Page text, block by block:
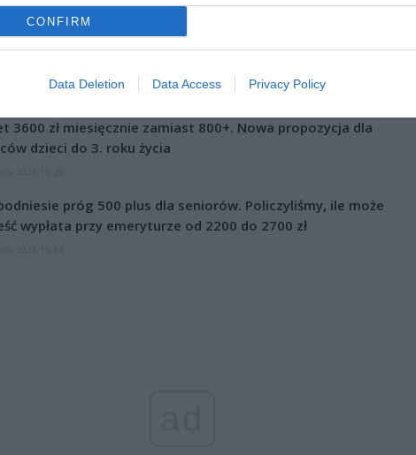
CONFIRM
Data Deletion Data Access Privacy Policy
/ Warszawa w
Pigułce
Fot. Łukasz / Warszawa w
Fot. Łukasz / Warszawa w
kierunku Bielan był zablokowany.
3600 zł miesięcznie zamiast 800+. Nowa propozycja dla
dzieci do 3. roku życia
próg 500 plus dla seniorów. Policzyliśmy, ile może
wypłata przy emeryturze od 2200 do 2700 zł